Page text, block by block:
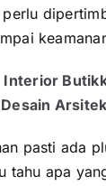
Interior
pasti ada
tahu apa